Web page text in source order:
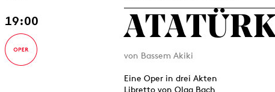
19:00
von Bassem Akiki
Eine Oper in drei Akten